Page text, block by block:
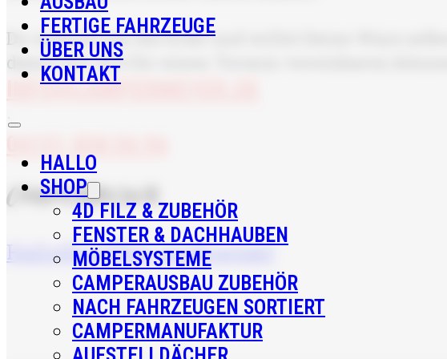
FERTIGE FAHRZEUGE
ÜBER UNS
KONTAKT
HALLO
SHOP
4D FILZ & ZUBEHÖR
FENSTER & DACHHAUBEN
MÖBELSYSTEME
CAMPERAUSBAU ZUBEHÖR
NACH FAHRZEUGEN SORTIERT
CAMPERMANUFAKTUR
Du wohnst um die Ecke und willst Deine Ware
damit wir mit Dir einen Termin vereinbaren
INFO@CAMPERMEYER.DE
·
CamperMeyer
HalloShopÜber unsKontakt